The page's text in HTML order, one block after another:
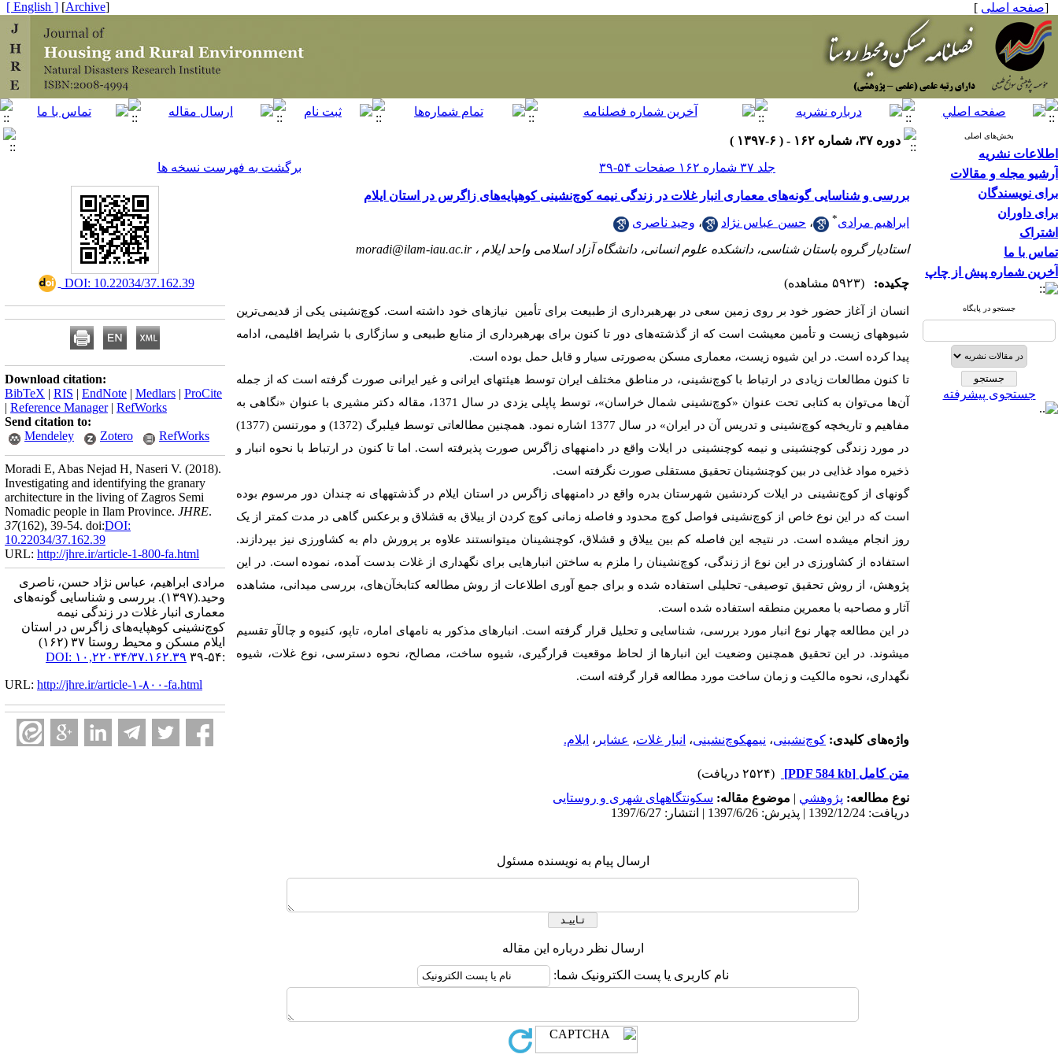
[صفحه اصلی ]
[
Archive
]
[ English ]
بخش‌های اصلی
اطلاعات نشریه
آرشیو مجله و مقالات
برای نویسندگان
برای داوران
اشتراک
تماس با ما
آخرین شماره پیش از چاپ
جستجو در پایگاه
جستجوی پیشرفته
دوره ۳۷، شماره ۱۶۲ - ( ۶-۱۳۹۷ )
جلد ۳۷ شماره ۱۶۲ صفحات ۵۴-۳۹
برگشت به فهرست نسخه ها
بررسی و شناسایی گونه‌های معماری انبار غلات در زندگی نیمه کوچ‌نشینی کوهپایه‌های زاگرس در استان ایلام
ابراهیم مرادی* ، حسن عباس نژاد ، وحید ناصری
استادیار گروه باستان شناسی، دانشکده علوم انسانی، دانشگاه آزاد اسلامی واحد ایلام ،moradi@ilam-iau.ac.ir
چکیده: (۵۹۲۳ مشاهده)
انسان از آغاز حضور خود بر روی زمین سعی در بهره­برداری از طبیعت برای تأمین نیازهای خود داشته است. کوچ‌نشینی یکی از قدیمی‌ترین
شیوه­های زیست و تأمین معیشت است که از گذشته‌های دور تا کنون برای بهره­برداری از منابع طبیعی و سازگاری با شرایط اقلیمی، ادامه
پیدا کرده است. در این شیوه زیست، معماری مسکن به‌صورتی سیار و قابل حمل بوده است.
تا کنون مطالعات زیادی در ارتباط با کوچ‌نشینی، در مناطق مختلف ایران توسط هیئت­های ایرانی و غیر ایرانی صورت گرفته است که از جمله
آن‌ها می‌توان به کتابی تحت عنوان «کوچ‌نشینی شمال خراسان»، توسط پاپلی یزدی در سال 1371، مقاله دکتر مشیری با عنوان «نگاهی به
مفاهیم و تاریخچه کوچ‌نشینی و تدریس آن در ایران» در سال 1377 اشاره نمود. همچنین مطالعاتی توسط فیلبرگ (1372) و مورتنسن (1377)
در مورد زندگی کوچ­نشینی و نیمه کوچ­نشینی در ایلات واقع در دامنه­های زاگرس صورت پذیرفته است. اما تا کنون در ارتباط با نحوه انبار و
ذخیره مواد غذایی در بین کوچ­نشینان تحقیق مستقلی صورت نگرفته است.
گونه­ای از کوچ‌نشینی در ایلات کرد­نشین شهرستان بدره واقع در دامنه­های زاگرس در استان ایلام در گذشته­های نه چندان دور مرسوم بوده
است که در این نوع خاص از کوچ‌نشینی فواصل کوچ محدود و فاصله زمانی کوچ کردن از ییلاق به قشلاق و برعکس گاهی در مدت کمتر از یک
روز انجام می­شده است. در نتیجه­ این فاصله کم بین ییلاق و قشلاق، کوچ­نشینان می­توانستند علاوه بر پرورش دام به کشاورزی نیز بپردازند.
استفاده از کشاورزی در این نوع از زندگی، کوچ‌نشینان را ملزم به ساختن انبارهایی برای نگهداری از غلات بدست آمده، نموده است. در این
پژوهش، از روش تحقیق توصیفی- تحلیلی استفاده شده و برای جمع آوری اطلاعات از روش مطالعه کتابخآن‌های، بررسی میدانی، مشاهده
آثار و مصاحبه با معمرین منطقه استفاده شده است.
در این مطالعه چهار نوع انبار مورد بررسی، شناسایی و تحلیل قرار گرفته است. انبارهای مذکور به نام­های اماره، تاپو، کنیوه و چال­آو تقسیم
می­شوند. در این تحقیق همچنین وضعیت این انبارها از لحاظ موقعیت قرارگیری، شیوه ساخت، مصالح، نحوه دسترسی، نوع غلات، شیوه
نگهداری، نحوه مالکیت و زمان ساخت مورد مطالعه قرار گرفته است.
واژه‌های کلیدی: کوچ‌نشینی، نیمه­کوچ‌نشینی، انبار غلات، عشایر ، ایلام.
متن کامل [PDF 584 kb]
(۲۵۲۴ دریافت)
نوع مطالعه: پژوهشي | موضوع مقاله: سکونتگاههای شهری و روستایی
دریافت: 1392/12/24 | پذیرش: 1397/6/26 | انتشار: 1397/6/27
ارسال پیام به نویسنده مسئول
ارسال نظر درباره این مقاله
نام کاربری یا پست الکترونیک شما:
‎ DOI: 10.22034/37.162.39
Download citation:
BibTeX | RIS | EndNote | Medlars | ProCite
| Reference Manager| RefWorks
Send citation to:
Mendeley
Zotero RefWorks
Moradi E, Abas Nejad H, Naseri V. (2018).
Investigating and identifying the granary
architecture in the living of Zagros Semi
Nomadic people in Ilam Province. JHRE.
37(162), 39-54. doi:DOI:
10.22034/37.162.39
URL: http://jhre.ir/article-1-800-fa.html
مرادی ابراهیم، عباس نژاد حسن، ناصری
وحید.(۱۳۹۷).
بررسی و شناسایی گونه‌های
معماری انبار غلات در زندگی نیمه
کوچ‌نشینی کوهپایه‌های زاگرس در استان
ایلام مسکن و محیط روستا ۳۷ (۱۶۲)
:۵۴-۳۹
DOI: ۱۰,۲۲۰۳۴/۳۷.۱۶۲.۳۹
URL: http://jhre.ir/article-۱-۸۰۰-fa.html